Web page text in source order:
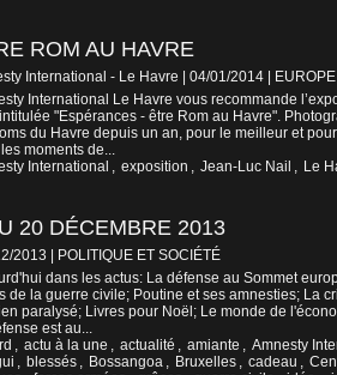
ROM AU HAVRE
International - Le Havre | 04/01/2014
EUROPE
International Le Havre vous recommande
"Espérances - être Rom au Havre".
du Havre depuis un an, pour le meilleur et
moments de...
International , exposition , Jean-Luc Nail , Le
20 DÉCEMBRE 2013
2013
POLITIQUE ET SOCIÉTÉ
dans les actus: La défense au Sommet
de la guerre civile; Poutine et ses amnesties; La
paralysé; Livres pour Noël; Le monde de
est au...
, actu à la une , actualité , amiante , Amnesty
, blessés , Bossangoa , Bruxelles , cadeau ,